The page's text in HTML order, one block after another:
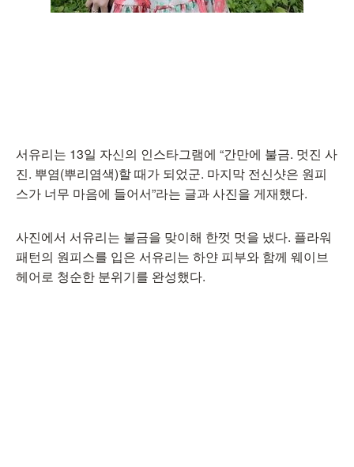
서유리는 13일 자신의 인스타그램에 “간만에 불금. 멋진 사
진. 뿌염(뿌리염색)할 때가 되었군. 마지막 전신샷은 원피
스가 너무 마음에 들어서”라는 글과 사진을 게재했다.
사진에서 서유리는 불금을 맞이해 한껏 멋을 냈다. 플라워
패턴의 원피스를 입은 서유리는 하얀 피부와 함께 웨이브
헤어로 청순한 분위기를 완성했다.